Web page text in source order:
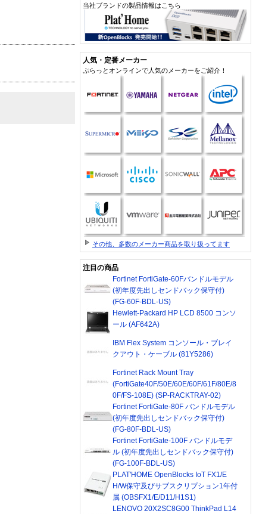
当社ブランドの製品情報はこちら
人気・定番メーカー
ぷらっとオンラインで人気のメーカーをご紹介！
その他、多数のメーカー商品を取り扱ってます
注目の商品
Fortinet FortiGate-60Fバンドルモデル
(初年度先出しセンドバック保守付)
(FG-60F-BDL-US)
Hewlett-Packard HP LCD 8500 コンソ
ール (AF642A)
IBM Flex System コンソール・ブレイ
クアウト・ケーブル (81Y5286)
Fortinet Rack Mount Tray
(FortiGate40F/50E/60E/60F/61F/80E/8
0F/FS-108E) (SP-RACKTRAY-02)
Fortinet FortiGate-80F バンドルモデル
(初年度先出しセンドバック保守付)
(FG-80F-BDL-US)
Fortinet FortiGate-100F バンドルモデ
ル (初年度先出しセンドバック保守付)
(FG-100F-BDL-US)
PLAT'HOME OpenBlocks IoT FX1/E
H/W保守及びサブスクリプション1年付
属 (OBSFX1/E/D11/H1S1)
LENOVO 20X2SC8G00 ThinkPad L14